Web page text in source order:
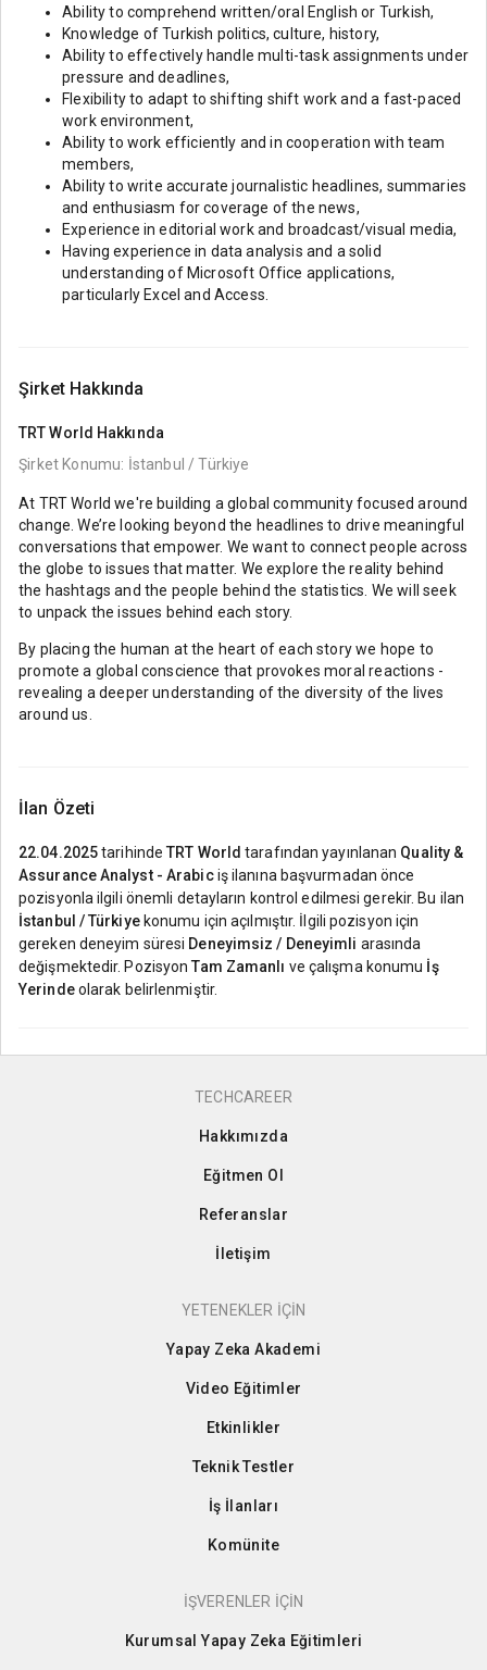
Ability to comprehend written/oral English or Turkish,
Knowledge of Turkish politics, culture, history,
Ability to effectively handle multi-task assignments under
pressure and deadlines,
Flexibility to adapt to shifting shift work and a fast-paced
work environment,
Ability to work efficiently and in cooperation with team
members,
Ability to write accurate journalistic headlines, summaries
and enthusiasm for coverage of the news,
Experience in editorial work and broadcast/visual media,
Having experience in data analysis and a solid
understanding of Microsoft Office applications,
particularly Excel and Access.
Şirket Hakkında
TRT World Hakkında
Şirket Konumu: İstanbul / Türkiye
At TRT World we're building a global community focused around
change. We’re looking beyond the headlines to drive meaningful
conversations that empower. We want to connect people across
the globe to issues that matter. We explore the reality behind
the hashtags and the people behind the statistics. We will seek
to unpack the issues behind each story.
By placing the human at the heart of each story we hope to
promote a global conscience that provokes moral reactions -
revealing a deeper understanding of the diversity of the lives
around us.
İlan Özeti
22.04.2025tarihindeTRT World tarafından yayınlanan Quality &
Assurance Analyst - Arabiciş ilanına başvurmadan önce
pozisyonla ilgili önemli detayların kontrol edilmesi gerekir. Bu ilan
İstanbul / Türkiyekonumu için açılmıştır. İlgili pozisyon için
gereken deneyim süresi Deneyimsiz / Deneyimli arasında
değişmektedir. PozisyonTam Zamanlı ve çalışma konumu İş
Yerindeolarak belirlenmiştir.
TECHCAREER
Hakkımızda
Eğitmen Ol
Referanslar
İletişim
YETENEKLER İÇİN
Yapay Zeka Akademi
Video Eğitimler
Etkinlikler
Teknik Testler
İş İlanları
Komünite
İŞVERENLER İÇİN
Kurumsal Yapay Zeka Eğitimleri